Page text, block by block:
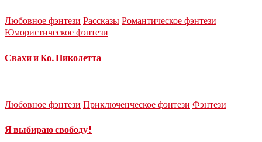
Любовное фэнтези Рассказы Романтическое фэнтези
Юмористическое фэнтези
Свахи и Ко. Николетта
Любовное фэнтези Приключенческое фэнтези Фэнтези
Я выбираю свободу!